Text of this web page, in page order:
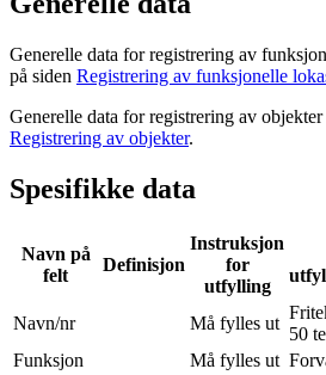
Generelle data for registrering av
på siden Registrering av funksjonelle
Generelle data for registrering av
Registrering av objekter.
Spesifikke data
Navn på
felt
Definisjon
Instruksjon
for
utfylling
Navn/nr Må fylles ut
50
Funksjon
Må fylles ut